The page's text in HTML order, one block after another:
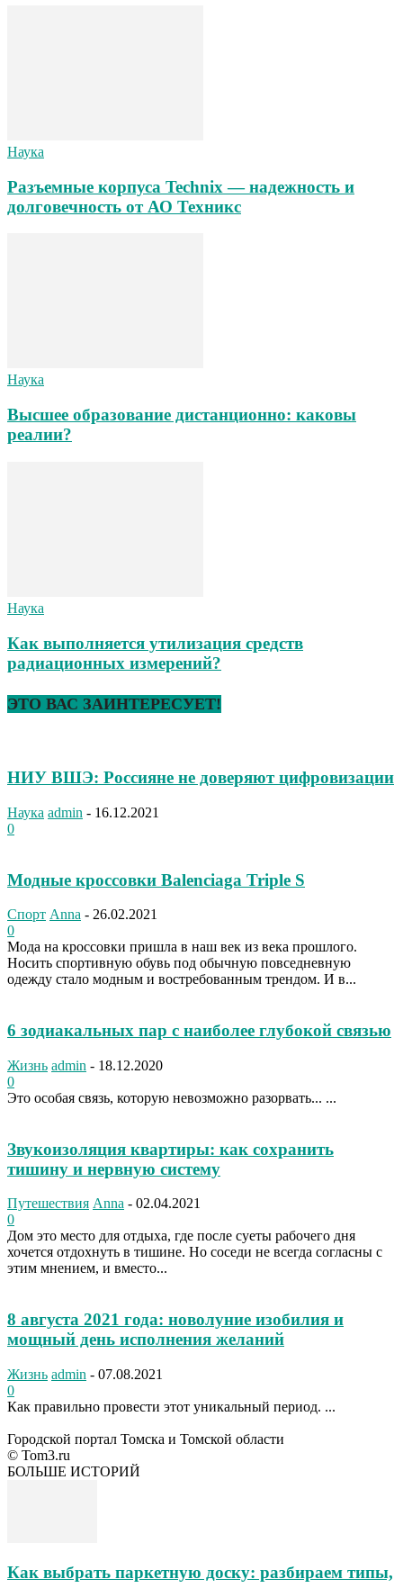
Наука
Разъемные корпуса Technix — надежность и
долговечность от АО Техникс
Наука
Высшее образование дистанционно: каковы
реалии?
Наука
Как выполняется утилизация средств
радиационных измерений?
ЭТО ВАС ЗАИНТЕРЕСУЕТ!
НИУ ВШЭ: Россияне не доверяют цифровизации
Наука admin - 16.12.2021
0
Модные кроссовки Balenciaga Triple S
Спорт Anna - 26.02.2021
0
Мода на кроссовки пришла в наш век из века прошлого.
Носить спортивную обувь под обычную повседневную
одежду стало модным и востребованным трендом. И в...
6 зодиакальных пар с наиболее глубокой связью
Жизнь admin - 18.12.2020
0
Это особая связь, которую невозможно разорвать... ...
Звукоизоляция квартиры: как сохранить
тишину и нервную систему
Путешествия Anna - 02.04.2021
0
Дом это место для отдыха, где после суеты рабочего дня
хочется отдохнуть в тишине. Но соседи не всегда согласны с
этим мнением, и вместо...
8 августа 2021 года: новолуние изобилия и
мощный день исполнения желаний
Жизнь admin - 07.08.2021
0
Как правильно провести этот уникальный период. ...
Городской портал Томска и Томской области
© Tom3.ru
БОЛЬШЕ ИСТОРИЙ
Как выбрать паркетную доску: разбираем типы,